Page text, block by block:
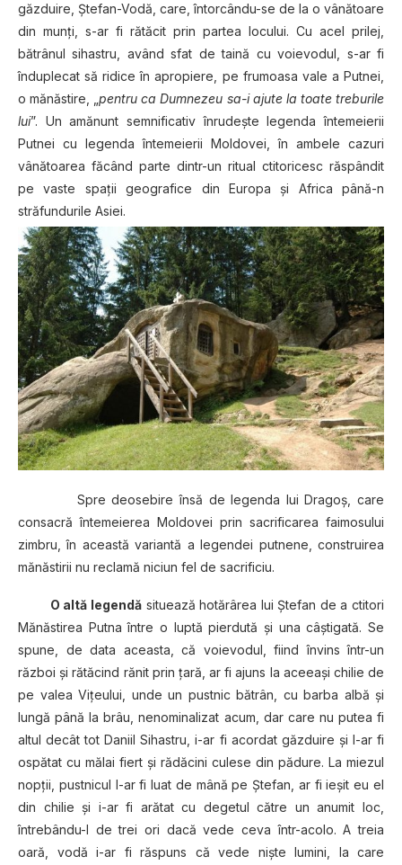
găzduire, Ştefan-Vodă, care, întorcându-se de la o vânătoare
din munţi, s-ar fi rătăcit prin partea locului. Cu acel prilej,
bătrânul sihastru, având sfat de taină cu voievodul, s-ar fi
înduplecat să ridice în apropiere, pe frumoasa vale a Putnei,
o mănăstire, „pentru ca Dumnezeu sa-i ajute la toate treburile
lui”. Un amănunt semnificativ înrudeşte legenda întemeierii
Putnei cu legenda întemeierii Moldovei, în ambele cazuri
vânătoarea făcând parte dintr-un ritual ctitoricesc răspândit
pe vaste spaţii geografice din Europa şi Africa până-n
străfundurile Asiei.
Spre deosebire însă de legenda lui Dragoş, care
consacră întemeierea Moldovei prin sacrificarea faimosului
zimbru, în această variantă a legendei putnene, construirea
mănăstirii nu reclamă niciun fel de sacrificiu.
O altă legendăsituează hotărârea lui Ştefan de a ctitori
Mănăstirea Putna între o luptă pierdută şi una câştigată. Se
spune, de data aceasta, că voievodul, fiind învins într-un
război şi rătăcind rănit prin ţară, ar fi ajuns la aceeaşi chilie de
pe valea Viţeului, unde un pustnic bătrân, cu barba albă şi
lungă până la brâu, nenominalizat acum, dar care nu putea fi
altul decât tot Daniil Sihastru, i-ar fi acordat găzduire şi l-ar fi
ospătat cu mălai fiert şi rădăcini culese din pădure. La miezul
nopţii, pustnicul l-ar fi luat de mână pe Ştefan, ar fi ieşit eu el
din chilie şi i-ar fi arătat cu degetul către un anumit loc,
întrebându-l de trei ori dacă vede ceva într-acolo. A treia
oară, vodă i-ar fi răspuns că vede nişte lumini, la care